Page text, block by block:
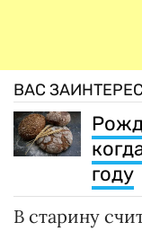
ВАС
году
В старину